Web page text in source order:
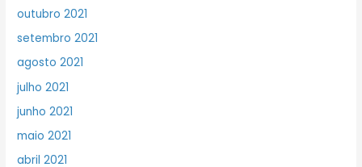
outubro 2021
setembro 2021
agosto 2021
julho 2021
junho 2021
maio 2021
abril 2021